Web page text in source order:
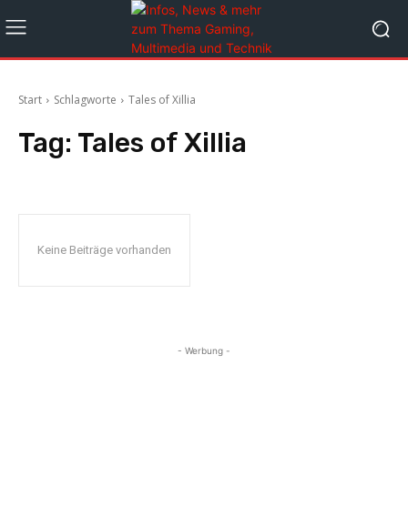
Start Schlagworte Tales of Xillia
Tag: Tales of Xillia
Keine Beiträge vorhanden
- Werbung -